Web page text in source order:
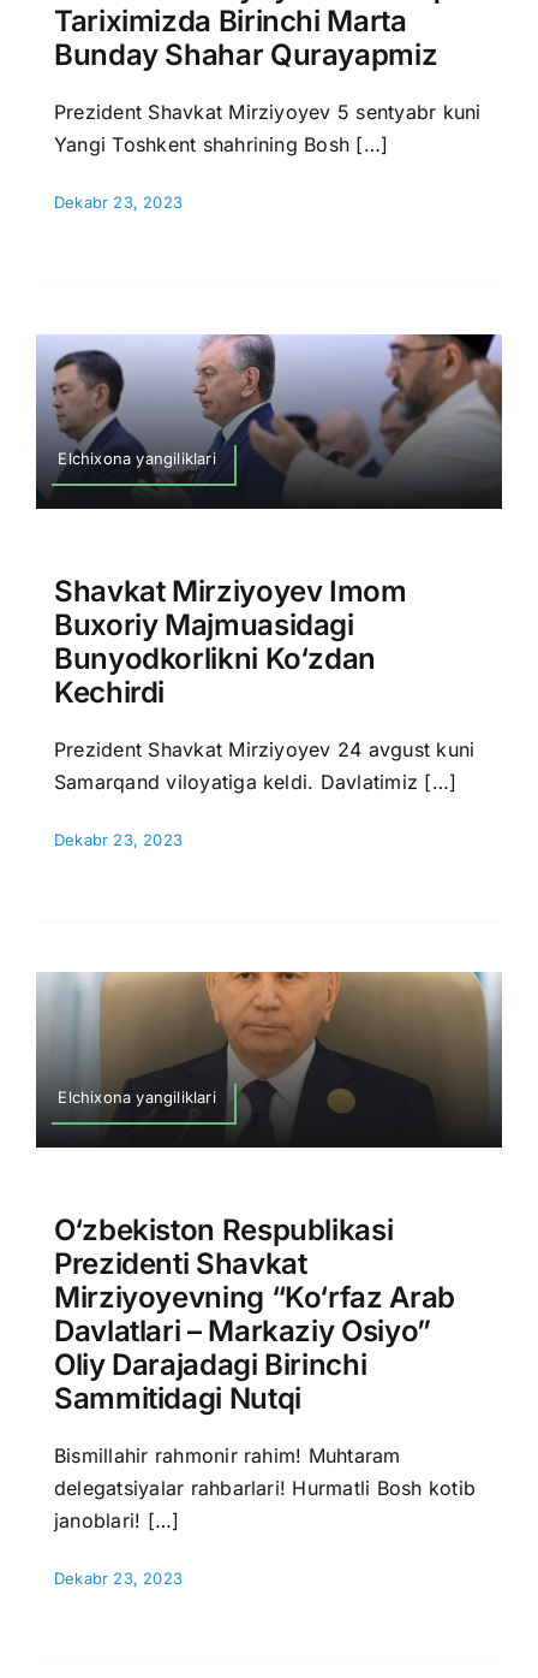
Tariximizda Birinchi Marta
Bunday Shahar Qurayapmiz
Prezident Shavkat Mirziyoyev 5 sentyabr kuni
Yangi Toshkent shahrining Bosh […]
Dekabr 23, 2023
Elchixona yangiliklari
Shavkat Mirziyoyev Imom
Buxoriy Majmuasidagi
Bunyodkorlikni Ko‘zdan
Kechirdi
Prezident Shavkat Mirziyoyev 24 avgust kuni
Samarqand viloyatiga keldi. Davlatimiz […]
Dekabr 23, 2023
Elchixona yangiliklari
O‘zbekiston Respublikasi
Prezidenti Shavkat
Mirziyoyevning “Ko‘rfaz Arab
Davlatlari – Markaziy Osiyo”
Oliy Darajadagi Birinchi
Sammitidagi Nutqi
Bismillahir rahmonir rahim! Muhtaram
delegatsiyalar rahbarlari! Hurmatli Bosh kotib
janoblari! […]
Dekabr 23, 2023